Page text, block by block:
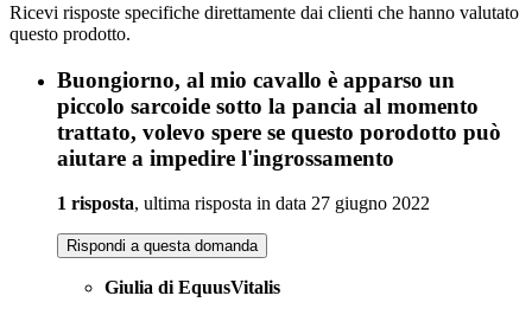
Ricevi risposte specifiche direttamente dai clienti che hanno valutato
questo prodotto.
Buongiorno, al mio cavallo è apparso un
piccolo sarcoide sotto la pancia al momento
trattato, volevo spere se questo porodotto può
aiutare a impedire l'ingrossamento
1 risposta, ultima risposta in data 27 giugno 2022
Rispondi a questa domanda
Giulia di EquusVitalis